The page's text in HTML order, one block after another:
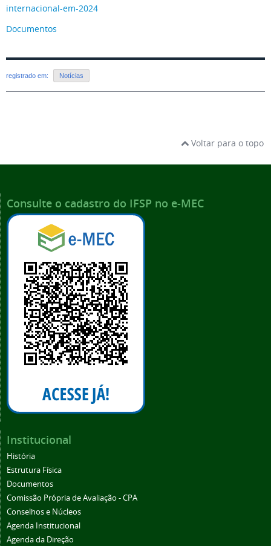
internacional-em-2024
Documentos
registrado em: Notícias
Voltar para o topo
Consulte o cadastro do IFSP no e-MEC
Institucional
História
Estrutura Física
Documentos
Comissão Própria de Avaliação - CPA
Conselhos e Núcleos
Agenda Institucional
Agenda da Direção